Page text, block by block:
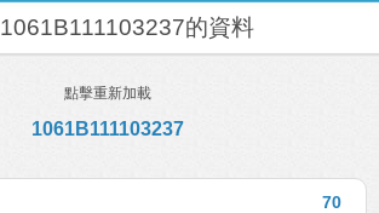
1061B111103237的資料
點擊重新加載
1061B111103237
70